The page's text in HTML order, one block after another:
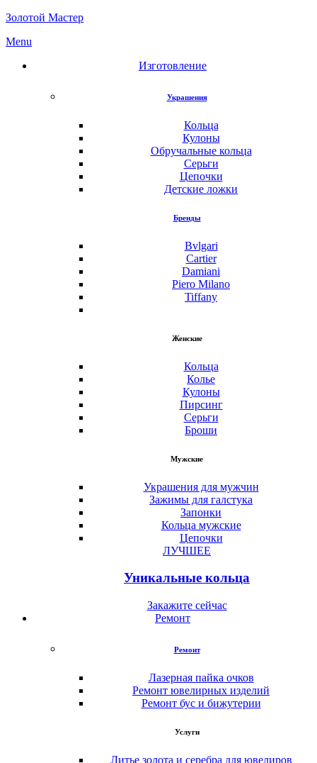
Золотой Мастер
Menu
Изготовление
Украшения
Кольца
Кулоны
Обручальные кольца
Серьги
Цепочки
Детские ложки
Бренды
Bvlgari
Cartier
Damiani
Piero Milano
Tiffany
Женские
Кольца
Колье
Кулоны
Пирсинг
Серьги
Броши
Мужские
Украшения для мужчин
Зажимы для галстука
Запонки
Кольца мужские
Цепочки
ЛУЧШЕЕ
Уникальные кольца
Закажите сейчас
Ремонт
Ремонт
Лазерная пайка очков
Ремонт ювелирных изделий
Ремонт бус и бижутерии
Услуги
Литье золота и серебра для ювелиров